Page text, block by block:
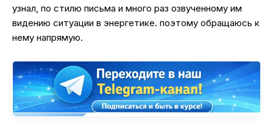
узнал, по стилю письма и много раз озвученному им
видению ситуации в энергетике. поэтому обращаюсь к
нему напрямую.